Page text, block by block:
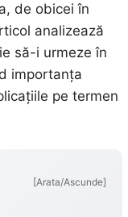
de obicei în
analizează
să-i urmeze în
importanța
pe termen
[Arata/Ascunde]